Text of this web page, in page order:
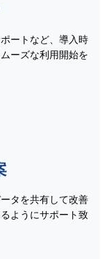
ートなど、導入時
ーズな利用開始を
タを共有して改善
ようにサポート致